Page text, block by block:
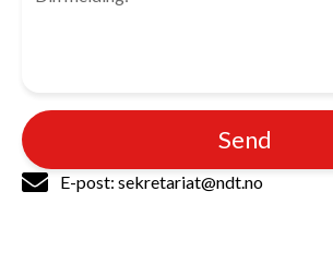
Send
E-post: sekretariat@ndt.no